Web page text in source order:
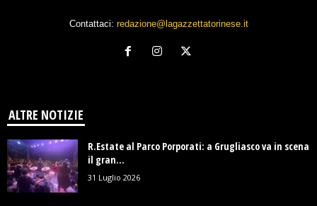
Contattaci: redazione@lagazzettatorinese.it
ALTRE NOTIZIE
R.Estate al Parco Porporati: a Grugliasco va in scena
il gran...
31 Luglio 2026